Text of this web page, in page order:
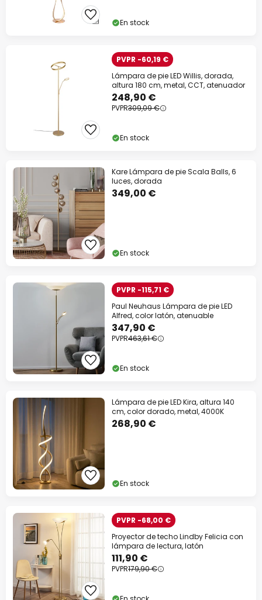
En stock
PVPR -60,19 €
Lámpara de pie LED Willis, dorada,
altura 180 cm, metal, CCT, atenuador
248,90 €
PVPR309,09 €
En stock
Kare Lámpara de pie Scala Balls, 6
luces, dorada
349,00 €
En stock
PVPR -115,71 €
Paul Neuhaus Lámpara de pie LED
Alfred, color latón, atenuable
347,90 €
PVPR463,61 €
En stock
Lámpara de pie LED Kira, altura 140
cm, color dorado, metal, 4000K
268,90 €
En stock
PVPR -68,00 €
Proyector de techo Lindby Felicia con
lámpara de lectura, latón
111,90 €
PVPR179,90 €